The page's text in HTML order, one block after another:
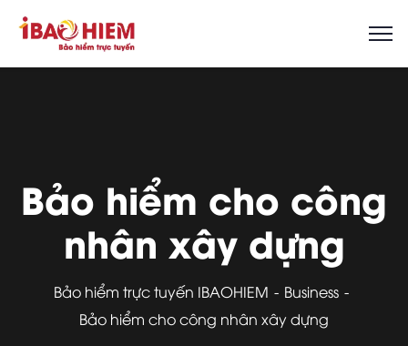
Bảo hiểm cho công
nhân xây dựng
Bảo hiểm trực tuyến IBAOHIEM
Business
Bảo hiểm cho công nhân xây dựng